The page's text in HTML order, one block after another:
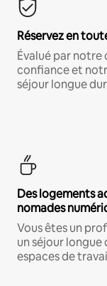
Réservez en
Évalué par
confiance et
séjour longue
Des logements
nomades
Vous êtes un
un séjour
espaces de